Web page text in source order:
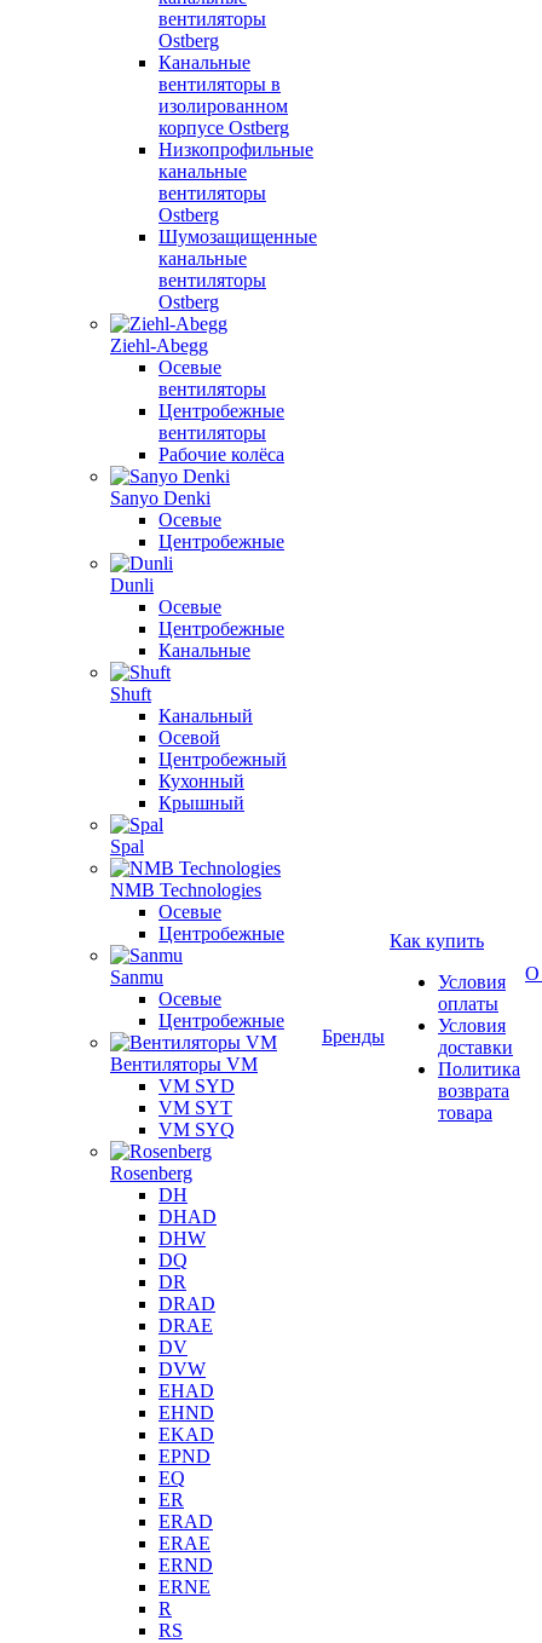
вентиляторы
Ostberg
Канальные
вентиляторы в
изолированном
корпусе Ostberg
Низкопрофильные
канальные
вентиляторы
Ostberg
Шумозащищенные
канальные
вентиляторы
Ostberg
Ziehl-Abegg
Осевые
вентиляторы
Центробежные
вентиляторы
Рабочие колёса
Sanyo Denki
Осевые
Центробежные
Dunli
Осевые
Центробежные
Канальные
Shuft
Канальный
Осевой
Центробежный
Кухонный
Крышный
Spal
NMB Technologies
Осевые
Центробежные
Sanmu
Осевые
Центробежные
Вентиляторы VM
VM SYD
VM SYT
VM SYQ
Rosenberg
DH
DHAD
DHW
DQ
DR
DRAD
DRAE
DV
DVW
EHAD
EHND
EKAD
EPND
EQ
ER
ERAD
ERAE
ERND
ERNE
R
RS
Бренды
Как купить
Условия
оплаты
Условия
доставки
Политика
возврата
товара
О